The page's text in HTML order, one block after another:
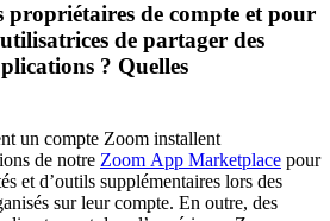
propriétaires de compte et pour
de partager des
? Quelles
un compte Zoom installent
de notre Zoom App Marketplace pour
et d’outils supplémentaires lors des
sur leur compte. En outre, des